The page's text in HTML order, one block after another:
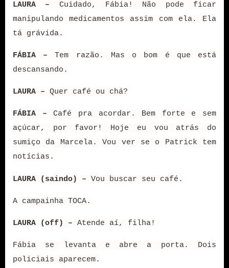
LAURA – Cuidado, Fábia! Não pode ficar
manipulando medicamentos assim com ela. Ela
tá grávida.
FÁBIA –Tem razão. Mas o bom é que está
descansando.
LAURA – Quer café ou chá?
FÁBIA –Café pra acordar. Bem forte e sem
açúcar, por favor! Hoje eu vou atrás do
sumiço da Marcela. Vou ver se o Patrick tem
notícias.
LAURA (saindo) – Vou buscar seu café.
A campainha TOCA.
LAURA (off) – Atende aí, filha!
Fábia se levanta e abre a porta. Dois
policiais aparecem.